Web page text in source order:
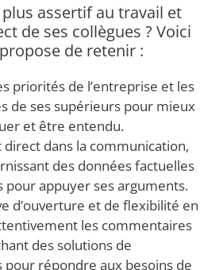
assertif au travail et
de ses collègues ? Voici
de retenir :
priorités de l’entreprise et les
de ses supérieurs pour mieux
et être entendu.
direct dans la communication,
des données factuelles
pour appuyer ses arguments.
d’ouverture et de flexibilité en
les commentaires
des solutions de
pour répondre aux besoins de